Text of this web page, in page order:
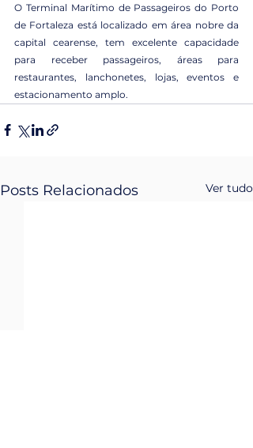
O Terminal Marítimo de Passageiros do Porto
de Fortaleza está localizado em área nobre da
capital cearense, tem excelente capacidade
para receber passageiros, áreas para
restaurantes, lanchonetes, lojas, eventos e
estacionamento amplo.
Posts Relacionados Ver tudo